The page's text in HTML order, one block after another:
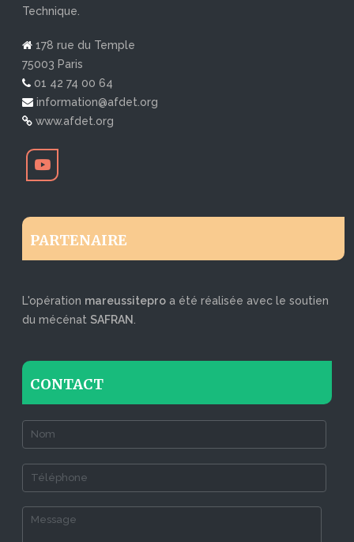
Technique.
178 rue du Temple
75003 Paris
01 42 74 00 64
information@afdet.org
www.afdet.org
PARTENAIRE
L'opération mareussitepro a été réalisée avec le soutien
du mécénatSAFRAN
CONTACT